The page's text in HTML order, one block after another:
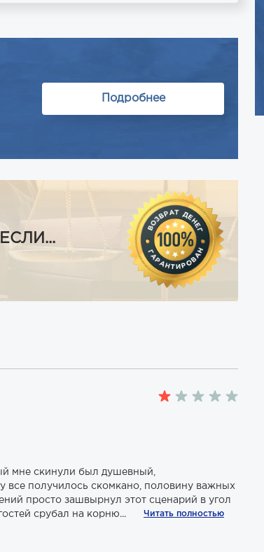
Подробнее
мне скинули был душевный,
все получилось скомкано, половину важных
просто зашвырнул этот сценарий в угол
срубал на корню...
Читать полностью